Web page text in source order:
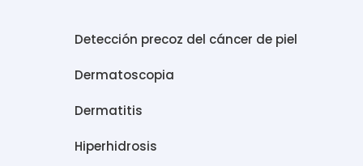
Detección precoz del cáncer de piel
Dermatoscopia
Dermatitis
Hiperhidrosis